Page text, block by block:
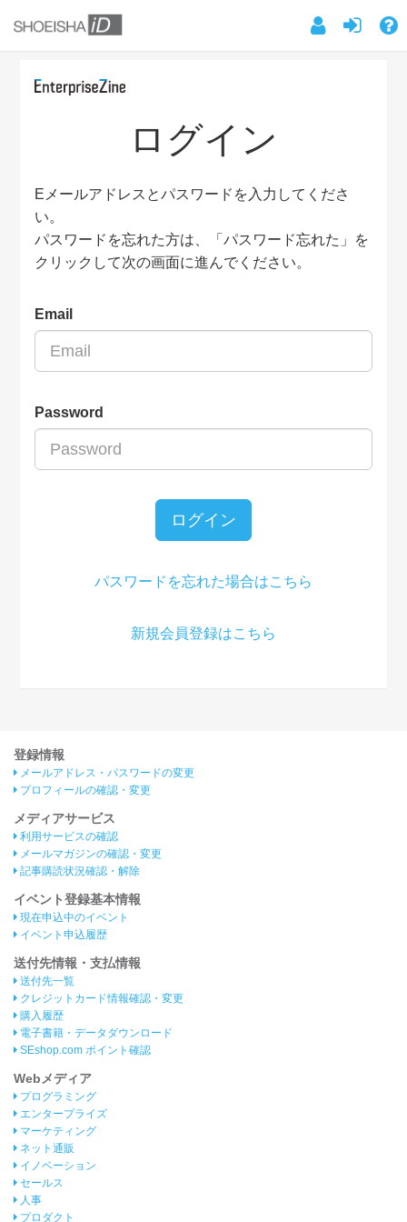
ログイン
Eメールアドレスとパスワードを入力してくださ
い。
パスワードを忘れた方は、「パスワード忘れた」を
クリックして次の画面に進んでください。
Email
Password
ログイン
パスワードを忘れた場合はこちら
新規会員登録はこちら
登録情報
メールアドレス・パスワードの変更
プロフィールの確認・変更
メディアサービス
利用サービスの確認
メールマガジンの確認・変更
記事購読状況確認・解除
イベント登録基本情報
現在申込中のイベント
イベント申込履歴
送付先情報・支払情報
送付先一覧
クレジットカード情報確認・変更
購入履歴
電子書籍・データダウンロード
SEshop.com ポイント確認
Webメディア
プログラミング
エンタープライズ
マーケティング
ネット通販
イノベーション
セールス
人事
プロダクト